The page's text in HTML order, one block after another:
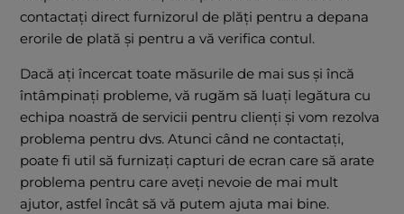
contactați direct furnizorul de plăți pentru a depana
erorile de plată și pentru a vă verifica contul.
Dacă ați încercat toate măsurile de mai sus și încă
întâmpinați probleme, vă rugăm să luați legătura cu
echipa noastră de servicii pentru clienți și vom rezolva
problema pentru dvs. Atunci când ne contactați,
poate fi util să furnizați capturi de ecran care să arate
problema pentru care aveți nevoie de mai mult
ajutor, astfel încât să vă putem ajuta mai bine.